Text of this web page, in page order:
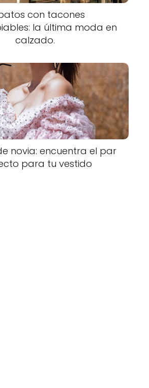
con tacones
la última moda en
calzado.
novia: encuentra el par
para tu vestido